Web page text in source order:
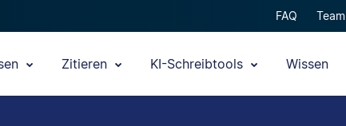
FAQ Team
Zitieren KI-Schreibtools Wissen